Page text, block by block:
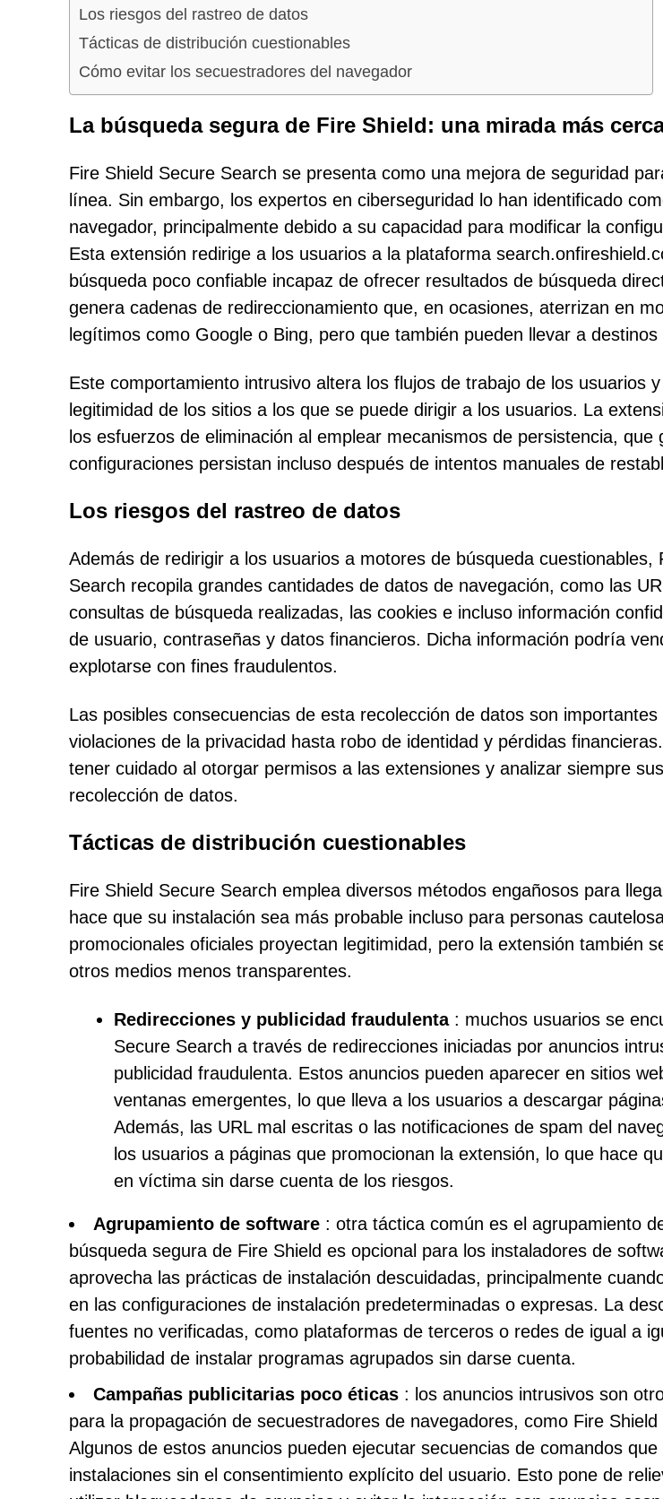
Los riesgos del rastreo de datos
Tácticas de distribución cuestionables
Cómo evitar los secuestradores del navegador
La búsqueda segura de Fire Shield: una mirada más
Fire Shield Secure Search se presenta como una mejora de seguridad
línea. Sin embargo, los expertos en ciberseguridad lo han identificado
navegador, principalmente debido a su capacidad para modificar la
Esta extensión redirige a los usuarios a la plataforma
búsqueda poco confiable incapaz de ofrecer resultados de búsqueda
genera cadenas de redireccionamiento que, en ocasiones, aterrizan en
legítimos como Google o Bing, pero que también pueden llevar a destinos
Este comportamiento intrusivo altera los flujos de trabajo de los usuarios
legitimidad de los sitios a los que se puede dirigir a los usuarios. La
los esfuerzos de eliminación al emplear mecanismos de persistencia, que
configuraciones persistan incluso después de intentos manuales de
Los riesgos del rastreo de datos
Además de redirigir a los usuarios a motores de búsqueda cuestionables,
Search recopila grandes cantidades de datos de navegación, como las
consultas de búsqueda realizadas, las cookies e incluso información
de usuario, contraseñas y datos financieros. Dicha información podría
explotarse con fines fraudulentos.
Las posibles consecuencias de esta recolección de datos son
violaciones de la privacidad hasta robo de identidad y pérdidas
tener cuidado al otorgar permisos a las extensiones y analizar siempre
recolección de datos.
Tácticas de distribución cuestionables
Fire Shield Secure Search emplea diversos métodos engañosos para
hace que su instalación sea más probable incluso para personas
promocionales oficiales proyectan legitimidad, pero la extensión también
otros medios menos transparentes.
Redirecciones y publicidad fraudulenta: muchos usuarios se
Secure Search a través de redirecciones iniciadas por anuncios
publicidad fraudulenta. Estos anuncios pueden aparecer en sitios
ventanas emergentes, lo que lleva a los usuarios a descargar
Además, las URL mal escritas o las notificaciones de spam del
los usuarios a páginas que promocionan la extensión, lo que hace
en víctima sin darse cuenta de los riesgos.
Agrupamiento de software : otra táctica común es el agrupamiento
búsqueda segura de Fire Shield es opcional para los instaladores de
aprovecha las prácticas de instalación descuidadas, principalmente
en las configuraciones de instalación predeterminadas o expresas. La
fuentes no verificadas, como plataformas de terceros o redes de igual a
probabilidad de instalar programas agrupados sin darse cuenta.
Campañas publicitarias poco éticas : los anuncios intrusivos son
para la propagación de secuestradores de navegadores, como Fire
Algunos de estos anuncios pueden ejecutar secuencias de comandos
instalaciones sin el consentimiento explícito del usuario. Esto pone de